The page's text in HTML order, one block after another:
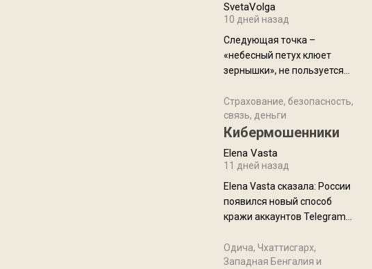
мальчик из религиозной
семьи, из тех, кого называют
"вязаные кипы". С 2022-го
SvetaVolga
10 дней назад
Следующая точка –
«небесный петух клюет
зернышки», не пользуется
заслужено, и чтобы попасть
на начало тропы показали
водителю карту, иначе
Пошли туда, потому что я
отзывов. По мне – сплошная
физуха, долгий спуск, потом
подъем по этому же пути.
Пока
Страхование, безопасность,
связь, деньги
Кибермошенники
Elena Vasta
11 дней назад
Elena Vasta сказалa: России
появился новый способ
кражи аккаунтов Telegram
Прочитайте! У моих двух
знакомых вот так увели
Одича, Чхаттисгарх,
Западная Бенгалия и